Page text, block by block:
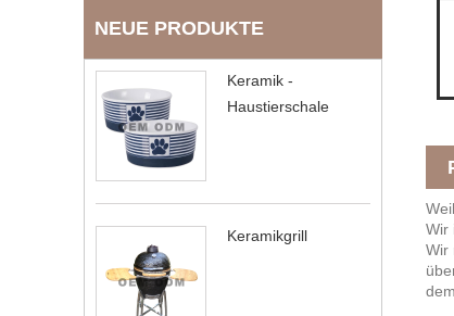
NEUE PRODUKTE
Keramik -
Haustierschale
Keramikgrill
Wir
Wir